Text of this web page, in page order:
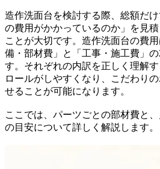
造作洗面台を検討する際、総額だ
の費用がかかっているのか」を見
ことが大切です。造作洗面台の費
備・部材費」と「工事・施工費」
す。それぞれの内訳を正しく理解
ロールがしやすくなり、こだわり
せることが可能になります。
ここでは、パーツごとの部材費と
の目安について詳しく解説します。